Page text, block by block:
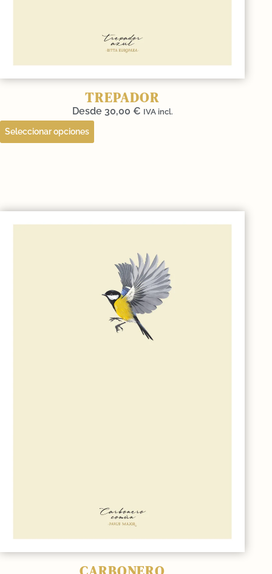
TREPADOR
Desde 30,00 € IVA incl.
Seleccionar opciones